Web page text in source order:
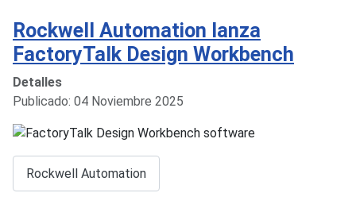
Rockwell Automation lanza
FactoryTalk Design Workbench
Detalles
Publicado: 04 Noviembre 2025
Rockwell Automation